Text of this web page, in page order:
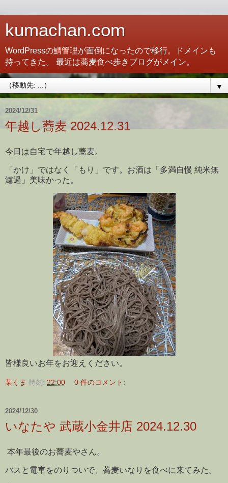
kumachan.com
WordPressの鯖管理が面倒になったので移行。ドメインも
持ってきた。 最近は蕎麦食べ歩きブログがメイン。
▼
2024/12/31
年越し蕎麦 2024.12.31
今日は自宅で年越し蕎麦。
「かけ」ではなく「もり」です。お酒は「多満自慢 純米無
濾過」美味かった。
皆様良いお年をお迎えください。
某くま 時刻: 22:00 0 件のコメント:
2024/12/30
いなたや 武蔵小金井店 2024.12.30
本年最後のお蕎麦やさん。
バスと電車をのりついで、蕎麦いなりを食べに来てみた。